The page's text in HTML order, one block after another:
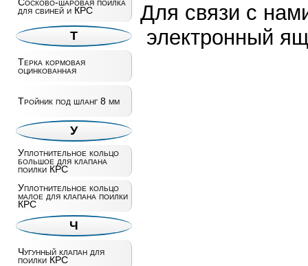
для свиней и КРС
Т
Терка кормовая
оцинкованная
Тройник под шланг 8 мм
У
Уплотнительное кольцо
большое для клапана
поилки КРС
Уплотнительное кольцо
малое для клапана поилки
КРС
Ч
Чугунный клапан для
поилки КРС
Для связи с
электронный